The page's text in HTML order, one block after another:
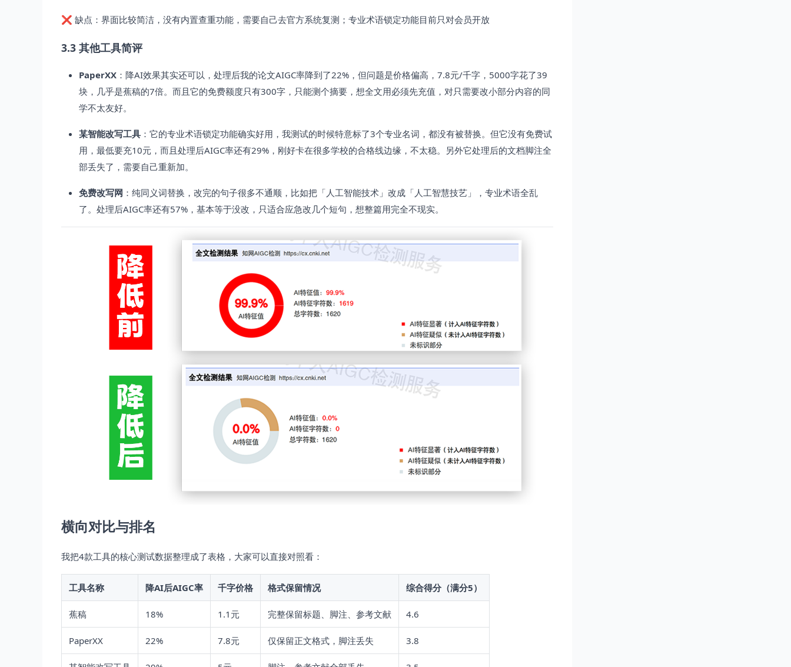
❌ 缺点：界面比较简洁，没有内置查重功能，需要自己去官方系统复测；专业术语锁定功能目前只对会员开放
3.3 其他工具简评
PaperXX ：降AI效果其实还可以，处理后我的论文AIGC率降到了22%，但问题是价格偏高，7.8元/千字，5000字花了39
块，几乎是蕉稿的7倍。而且它的免费额度只有300字，只能测个摘要，想全文用必须先充值，对只需要改小部分内容的同
学不太友好。
某智能改写工具 ：它的专业术语锁定功能确实好用，我测试的时候特意标了3个专业名词，都没有被替换。但它没有免费试
用，最低要充10元，而且处理后AIGC率还有29%，刚好卡在很多学校的合格线边缘，不太稳。另外它处理后的文档脚注全
部丢失了，需要自己重新加。
免费改写网 ：纯同义词替换，改完的句子很多不通顺，比如把「人工智能技术」改成「人工智慧技艺」，专业术语全乱
了。处理后AIGC率还有57%，基本等于没改，只适合应急改几个短句，想整篇用完全不现实。
横向对比与排名
我把4款工具的核心测试数据整理成了表格，大家可以直接对照看：
工具名称 降AI后AIGC率 千字价格 格式保留情况 综合得分（满分5）
蕉稿 18% 1.1元 完整保留标题、脚注、参考文献 4.6
PaperXX 22% 7.8元 仅保留正文格式，脚注丢失 3.8